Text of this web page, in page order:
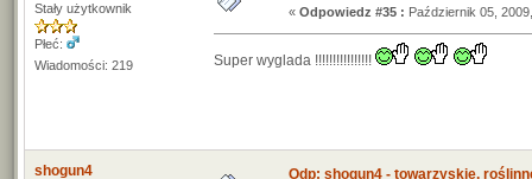
Stały użytkownik
Płeć:
Wiadomości: 219
« Odpowiedz #35 : Październik 05,
Super wyglada !!!!!!!!!!!!!!!!
shogun4 Odp: shogun4 - towarzyskie,